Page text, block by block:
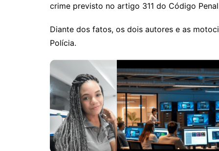
crime previsto no artigo 311 do Código
Diante dos fatos, os dois autores e as
Polícia.